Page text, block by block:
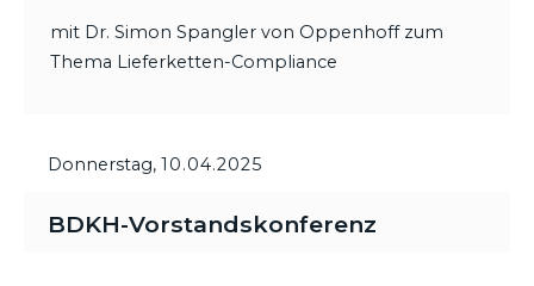
mit Dr. Simon Spangler von Oppenhoff zum
Thema Lieferketten-Compliance
Donnerstag, 10.04.2025
BDKH-Vorstandskonferenz